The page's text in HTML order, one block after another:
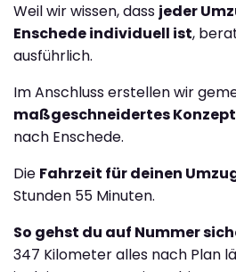
Weil wir wissen, dass jeder
Enschede individuell ist,
ausführlich.
Im Anschluss erstellen wir
maßgeschneidertes Konzept
nach Enschede.
Die Fahrzeit für deinen
Stunden 55 Minuten.
So gehst du auf Nummer
347 Kilometer alles nach Plan